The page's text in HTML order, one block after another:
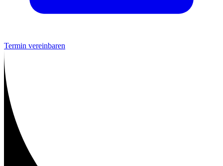
Termin vereinbaren